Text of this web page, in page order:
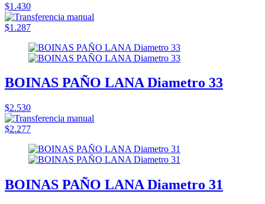
$1.430
$1.287
BOINAS PAÑO LANA Diametro 33
$2.530
$2.277
BOINAS PAÑO LANA Diametro 31